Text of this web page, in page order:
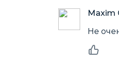
Maxim
Не